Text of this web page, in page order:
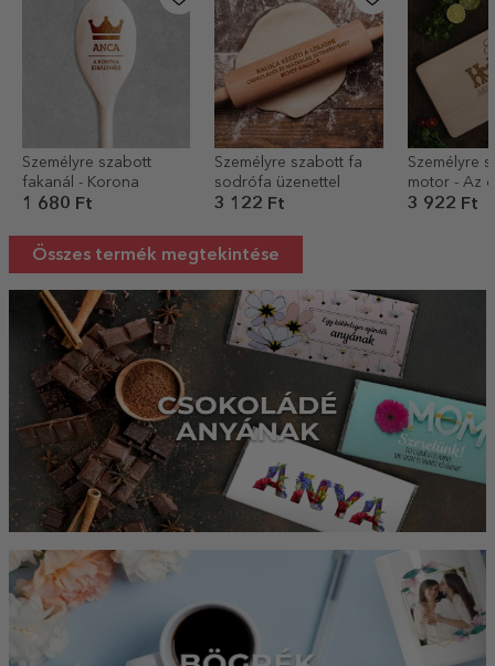
Személyre szabott
fakanál - Korona
1 680 Ft
Személyre szabott fa
sodrófa üzenettel
3 122 Ft
Személyre
motor - Az
van, ahol
3 922 Ft
Összes termék megtekintése